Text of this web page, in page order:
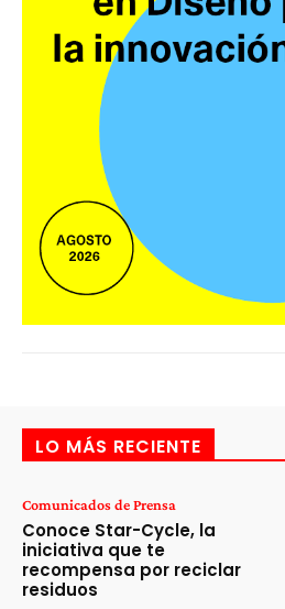
LO MÁS RECIENTE
Comunicados de Prensa
Conoce Star-Cycle, la
iniciativa que te
recompensa por reciclar
residuos